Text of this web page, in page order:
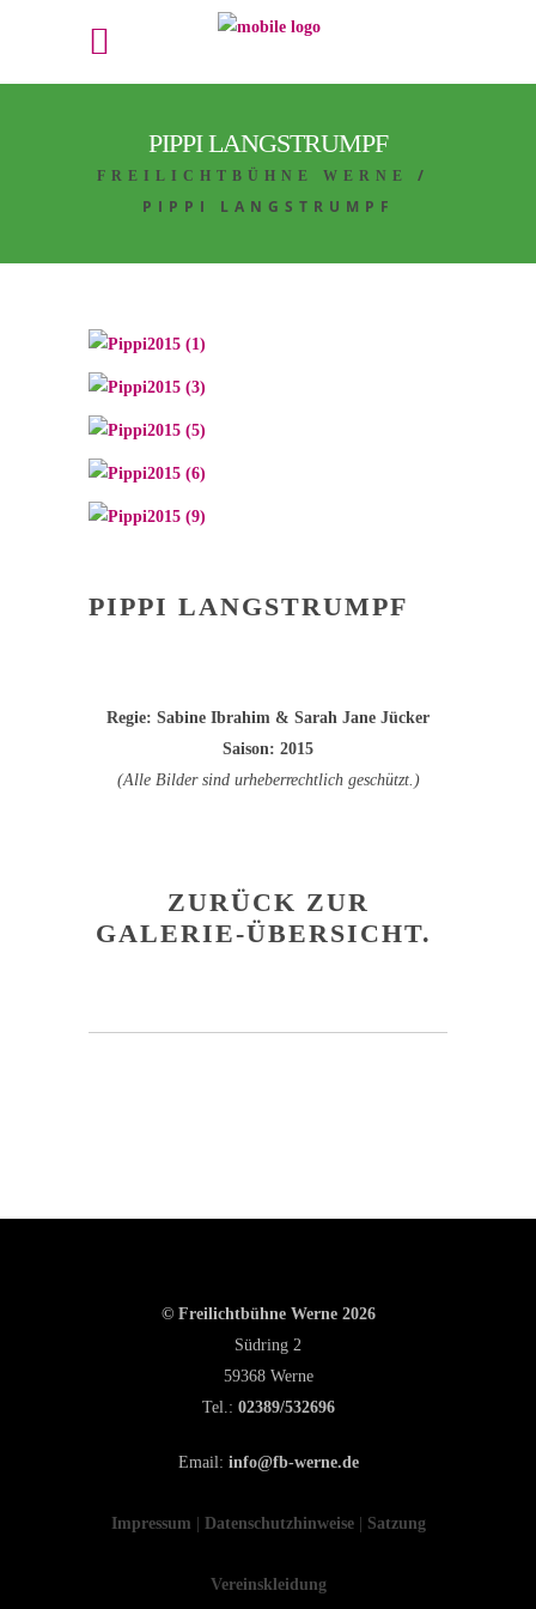
PIPPI LANGSTRUMPF
FREILICHTBÜHNE WERNE
/
PIPPI LANGSTRUMPF
PIPPI LANGSTRUMPF
Regie: Sabine Ibrahim & Sarah Jane Jücker
Saison: 2015
(Alle Bilder sind urheberrechtlich geschützt.)
ZURÜCK ZUR
GALERIE-ÜBERSICHT.
© Freilichtbühne Werne 2026
Südring 2
59368 Werne
Tel.: 02389/532696
Email: info@fb-werne.de
Impressum Datenschutzhinweise| Satzung
Vereinskleidung